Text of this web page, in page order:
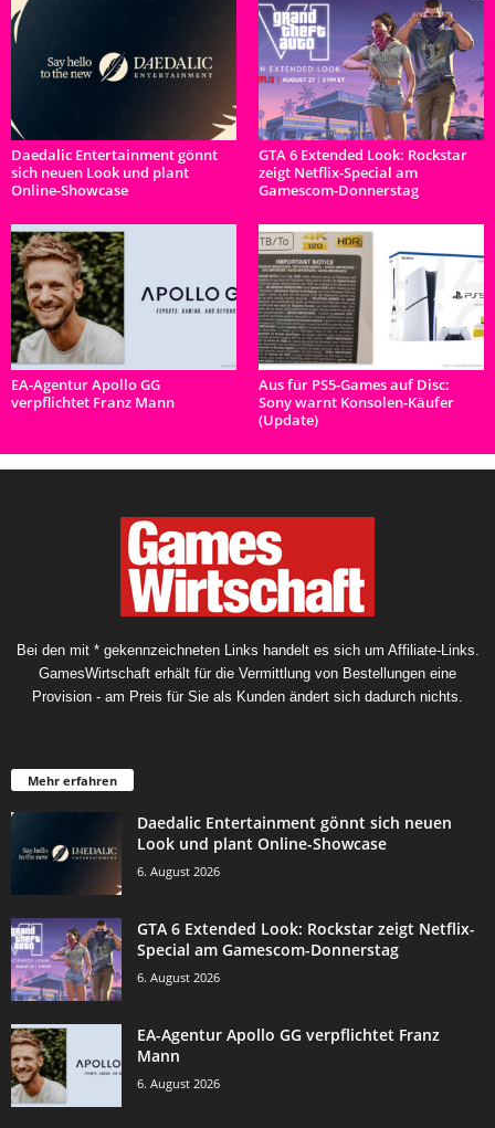
Daedalic Entertainment gönnt
sich neuen Look und plant
Online-Showcase
GTA 6 Extended Look: Rockstar
zeigt Netflix-Special am
Gamescom-Donnerstag
EA-Agentur Apollo GG
verpflichtet Franz Mann
Aus für PS5-Games auf Disc:
Sony warnt Konsolen-Käufer
(Update)
Bei den mit * gekennzeichneten Links handelt es sich um Affiliate-Links.
GamesWirtschaft erhält für die Vermittlung von Bestellungen eine
Provision - am Preis für Sie als Kunden ändert sich dadurch nichts.
Mehr erfahren
Daedalic Entertainment gönnt sich neuen
Look und plant Online-Showcase
6. August 2026
GTA 6 Extended Look: Rockstar zeigt Netflix-
Special am Gamescom-Donnerstag
6. August 2026
EA-Agentur Apollo GG verpflichtet Franz
Mann
6. August 2026